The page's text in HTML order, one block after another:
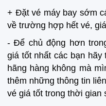
+ Đặt vé máy bay sớm
về trường hợp hết vé,
- Để chủ động hơn
giá tốt nhất các bạn
hãng hàng không mà
thêm những thông tin
vé giá tốt trong thời gian